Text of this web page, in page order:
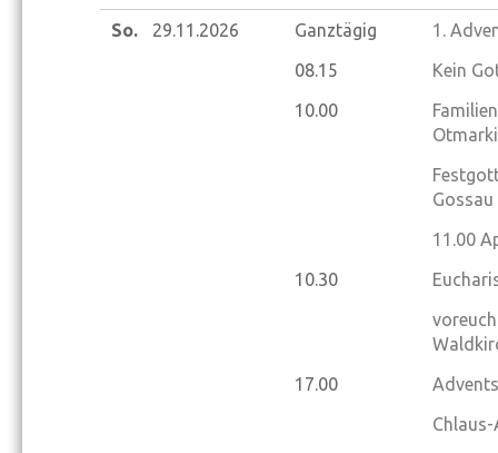
So. 29.11.2026 Ganztägig
1.
08.15
Kein
10.00
Gossau
11.00
10.30
17.00